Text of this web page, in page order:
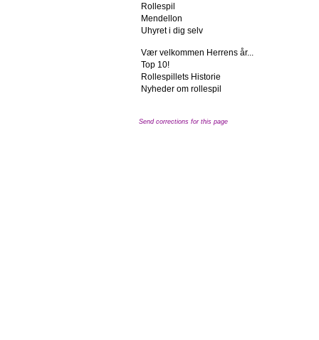
Rollespil
Mendellon
Uhyret i dig selv
Vær velkommen Herrens år...
Top 10!
Rollespillets Historie
Nyheder om rollespil
Send corrections for this page